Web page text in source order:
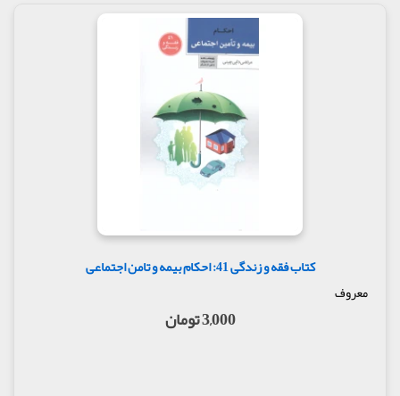
کتاب فقه و زندگی 41: احکام بیمه و تامن اجتماعی
معروف
3,000 تومان